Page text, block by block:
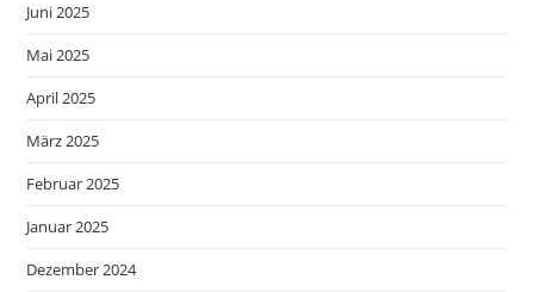
Juni 2025
Mai 2025
April 2025
März 2025
Februar 2025
Januar 2025
Dezember 2024